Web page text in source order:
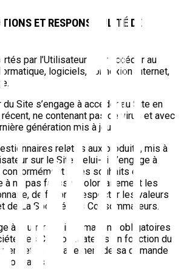
ET RESPONSABILITÉ DE
par l’Utilisateur pour accéder au
logiciels, connexion Internet,
du Site s’engage à accéder au Site en
ne contenant pas de virus et avec
génération mis à jour.
relatifs aux produits, mis à
sur le Site, celui-ci s’engage à
à ses souhaits et
à ne pas fausser volontairement les
de façon à respecter les valeurs
de La Société des Consommateurs.
à fournir les informations obligatoires
des Consommateurs en fonction du
le traitement de sa demande
normales.